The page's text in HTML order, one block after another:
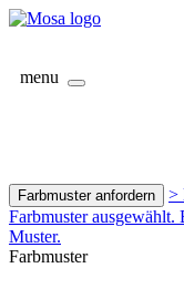
menu
Farbmuster anfordern
>
Farbmuster ausgewählt.
Muster.
Farbmuster